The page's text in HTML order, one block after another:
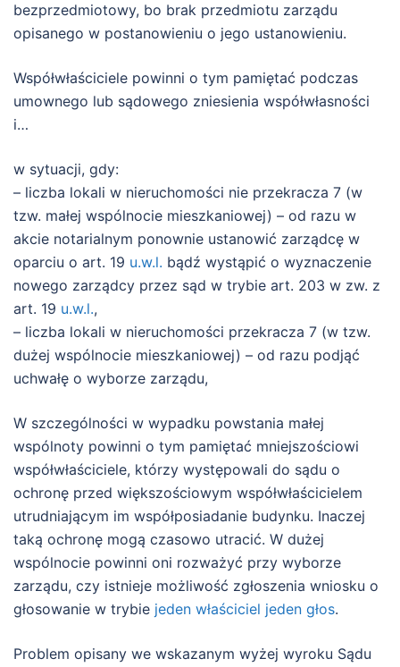
bezprzedmiotowy, bo brak przedmiotu zarządu
opisanego w postanowieniu o jego ustanowieniu.
Współwłaściciele powinni o tym pamiętać podczas
umownego lub sądowego zniesienia współwłasności
i…
w sytuacji, gdy:
– liczba lokali w nieruchomości nie przekracza 7 (w
tzw. małej wspólnocie mieszkaniowej) – od razu w
akcie notarialnym ponownie ustanowić zarządcę w
oparciu o art. 19 u.w.l. bądź wystąpić o wyznaczenie
nowego zarządcy przez sąd w trybie art. 203 w zw. z
art. 19 u.w.l.,
– liczba lokali w nieruchomości przekracza 7 (w tzw.
dużej wspólnocie mieszkaniowej) – od razu podjąć
uchwałę o wyborze zarządu,
W szczególności w wypadku powstania małej
wspólnoty powinni o tym pamiętać mniejszościowi
współwłaściciele, którzy występowali do sądu o
ochronę przed większościowym współwłaścicielem
utrudniającym im współposiadanie budynku. Inaczej
taką ochronę mogą czasowo utracić. W dużej
wspólnocie powinni oni rozważyć przy wyborze
zarządu, czy istnieje możliwość zgłoszenia wniosku o
głosowanie w trybie jeden właściciel jeden głos.
Problem opisany we wskazanym wyżej wyroku Sądu